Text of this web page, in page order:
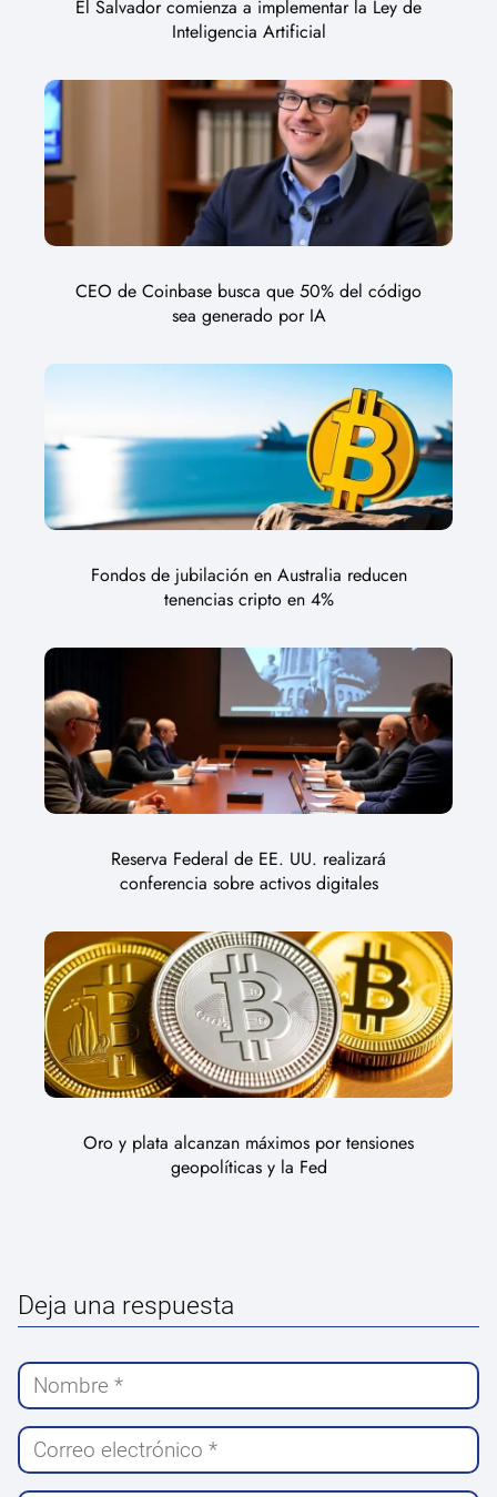
El Salvador comienza a implementar la Ley de
Inteligencia Artificial
CEO de Coinbase busca que 50% del código
sea generado por IA
Fondos de jubilación en Australia reducen
tenencias cripto en 4%
Reserva Federal de EE. UU. realizará
conferencia sobre activos digitales
Oro y plata alcanzan máximos por tensiones
geopolíticas y la Fed
Deja una respuesta